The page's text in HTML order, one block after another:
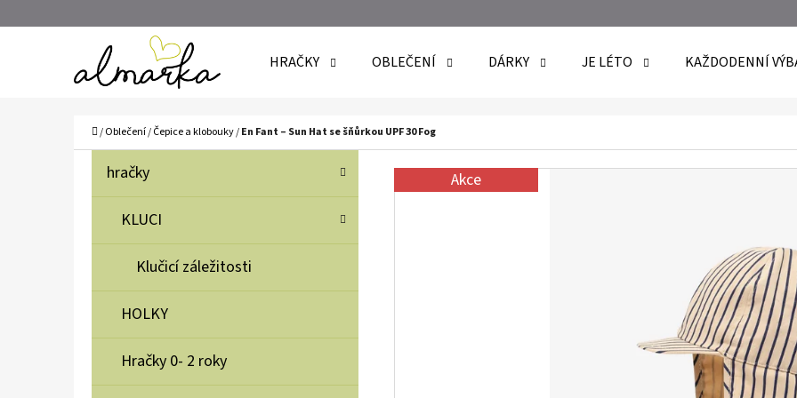
HRAČKY OBLEČENÍ DÁRKY JE LÉTO KAŽDODENNÍ
Domů
/Oblečení/Čepice a klobouky/En Fant – Sun Hat se šňůrkou UPF 30 Fog
Přeskočit
kategorie
K
T
G
R
E
hračky
KLUCI
Klučicí záležitosti
HOLKY
Hračky 0- 2 roky
Akce